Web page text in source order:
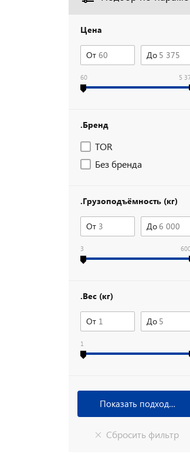
Цена
От До
60 5
.Бренд
TOR
Без бренда
.Грузоподъёмность (кг)
От До
3
.Вес (кг)
От До
1